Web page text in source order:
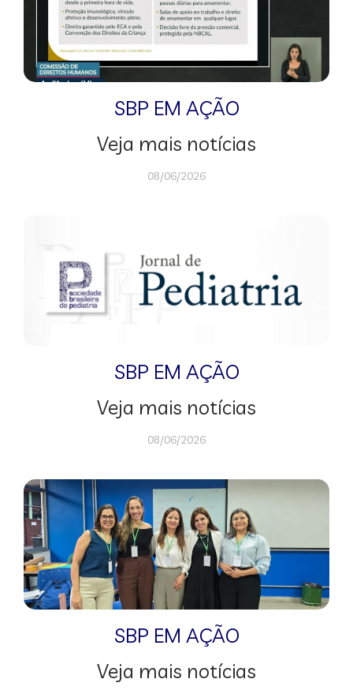
SBP EM AÇÃO
Veja mais notícias
08/06/2026
SBP EM AÇÃO
Veja mais notícias
08/06/2026
SBP EM AÇÃO
Veja mais notícias